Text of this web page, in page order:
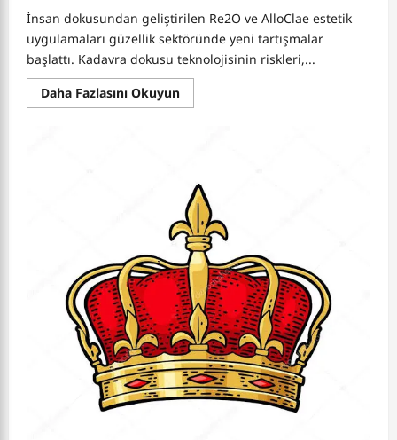
İnsan dokusundan geliştirilen Re2O ve AlloClae estetik
uygulamaları güzellik sektöründe yeni tartışmalar
başlattı. Kadavra dokusu teknolojisinin riskleri,...
Daha Fazlasını OkuyunRead
more
Arayışı:
Estetik
Dünyasında
Yeni
Biyoteknoloji
Dönemi